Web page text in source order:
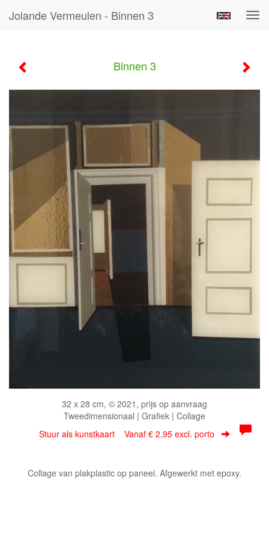
Jolande Vermeulen - Binnen 3
Binnen 3
32 x 28 cm, © 2021, prijs op aanvraag
Tweedimensionaal | Grafiek | Collage
Stuur als kunstkaart Vanaf € 2,95 excl. porto
Collage van plakplastic op paneel. Afgewerkt met epoxy.